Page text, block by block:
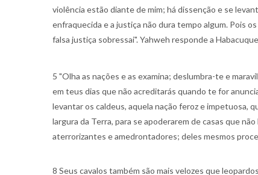
violência estão diante de mim; há dissenção e se
enfraquecida e a justiça não dura tempo algum. Pois
falsa justiça sobressai". Yahweh responde a
5 "Olha as nações e as examina; deslumbra-te e
em teus dias que não acreditarás quando te for
levantar os caldeus, aquela nação feroz e impetuosa,
largura da Terra, para se apoderarem de casas que
aterrorizantes e amedrontadores; deles mesmos
8 Seus cavalos também são mais velozes que